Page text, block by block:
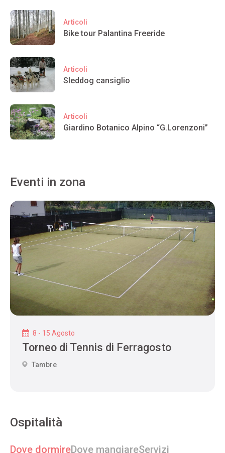
Articoli
Bike tour Palantina Freeride
Articoli
Sleddog cansiglio
Articoli
Giardino Botanico Alpino “G.Lorenzoni”
Eventi in zona
8 - 15 Agosto
Torneo di Tennis di Ferragosto
Tambre
Ospitalità
Dove dormireDove mangiareServizi